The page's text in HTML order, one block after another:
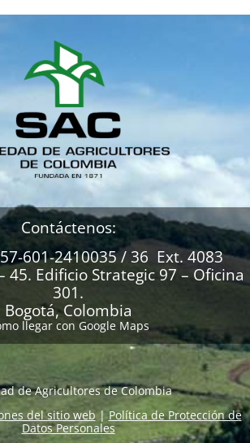
Contáctenos:
601-2410035 / 36 Ext. 4083
45. Edificio Strategic 97 – Oficina
301.
Bogotá, Colombia
llegar con Google Maps
de Agricultores de Colombia
del sitio web|Política de Protección de
Datos Personales